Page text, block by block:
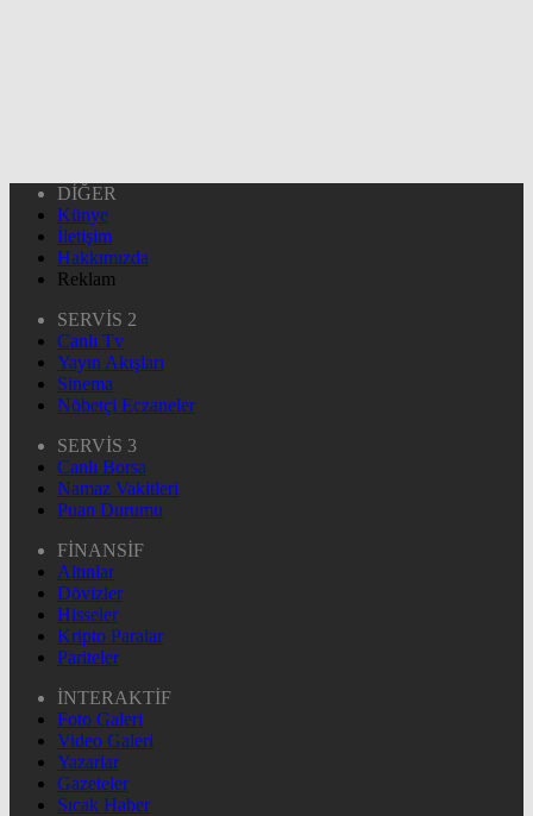
DİĞER
Künye
İletişim
Hakkımızda
Reklam
SERVİS 2
Canlı Tv
Yayın Akışları
Sinema
Nöbetçi Eczaneler
SERVİS 3
Canlı Borsa
Namaz Vakitleri
Puan Durumu
FİNANSİF
Altınlar
Dövizler
Hisseler
Kripto Paralar
Pariteler
İNTERAKTİF
Foto Galeri
Video Galeri
Yazarlar
Gazeteler
Sıcak Haber